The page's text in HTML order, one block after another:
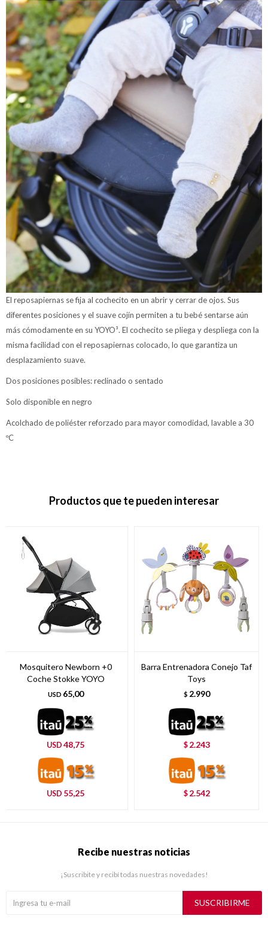
El reposapiernas se fija al cochecito en un abrir y cerrar de ojos. Sus
diferentes posiciones y el suave cojín permiten a tu bebé sentarse aún
más cómodamente en su YOYO³. El cochecito se pliega y despliega con la
misma facilidad con el reposapiernas colocado, lo que garantiza un
desplazamiento suave.
Dos posiciones posibles: reclinado o sentado
Solo disponible en negro
Acolchado de poliéster reforzado para mayor comodidad, lavable a 30
ºC
Productos que te pueden interesar
Mosquitero Newborn +0
Coche Stokke YOYO
USD 65,00
USD 48,75
USD 55,25
Barra Entrenadora Conejo Taf
Toys
$ 2.990
$ 2.243
$ 2.542
Recibe nuestras noticias
¡Suscribite y recibí todas nuestras novedades!
SUSCRIBIRME